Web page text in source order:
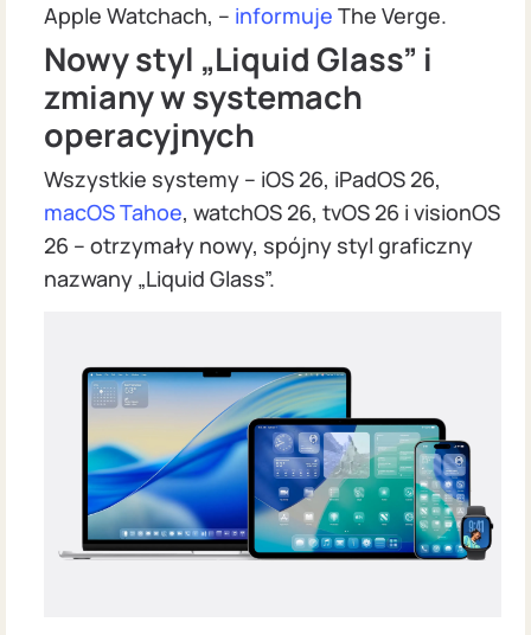
Apple Watchach, – informuje The Verge.
Nowy styl „Liquid Glass” i
zmiany w systemach
operacyjnych
Wszystkie systemy – iOS 26, iPadOS 26,
macOS Tahoe, watchOS 26, tvOS 26 i visionOS
26 – otrzymały nowy, spójny styl graficzny
nazwany „Liquid Glass”.